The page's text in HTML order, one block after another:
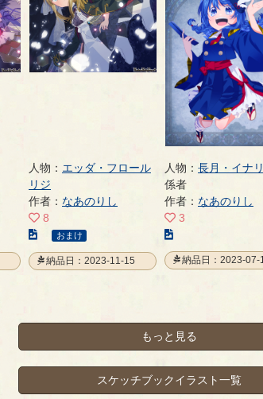
人物： エッダ・フロール
リジ
作者： なあのりし
8
こ
の
イ
ペ
ー
おまけ
納品日：2023-11-15
人物： 長月・イナリ
係者
作者： なあのりし
3
の
イ
の
ペ
ー
ジ
納品日：2023-07-
もっと見る
スケッチブックイラスト一覧